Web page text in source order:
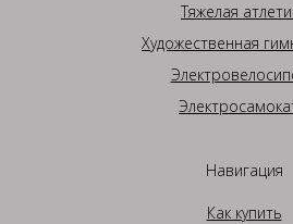
Тяжелая
Художественная
Навигация
Как купить